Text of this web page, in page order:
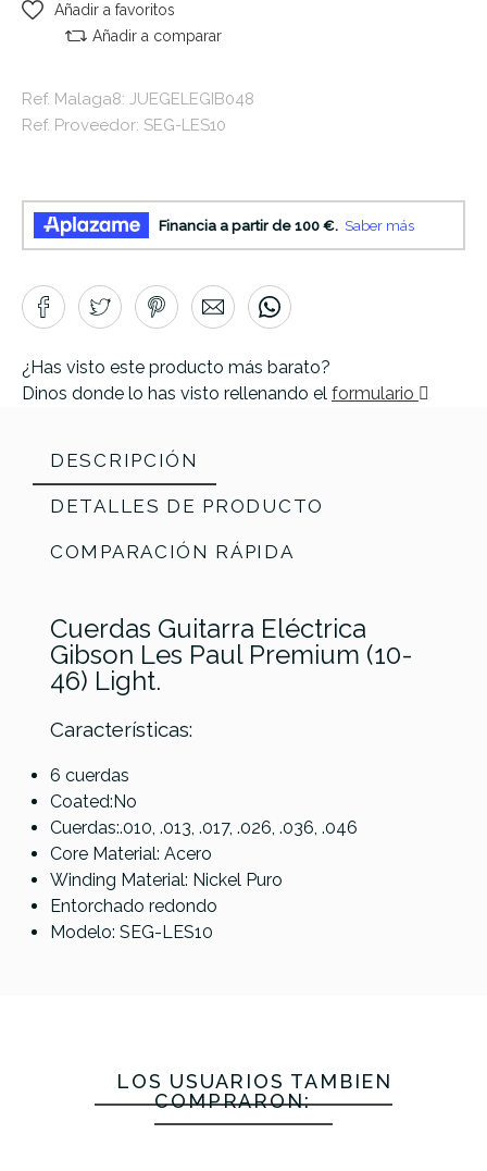
Añadir a favoritos
Añadir a comparar
Ref. Malaga8: JUEGELEGIB048
Ref. Proveedor: SEG-LES10
¿Has visto este producto más barato?
Dinos donde lo has visto rellenando el formulario
DESCRIPCIÓN
DETALLES DE PRODUCTO
COMPARACIÓN RÁPIDA
Cuerdas Guitarra Eléctrica
Gibson Les Paul Premium (10-
46) Light.
Características:
6 cuerdas
Coated:No
Cuerdas:.010, .013, .017, .026, .036, .046
Core Material: Acero
Winding Material: Nickel Puro
Entorchado redondo
Modelo: SEG-LES10
ReferenciaJUEGELEGIB048
DAddario
ESXL120
(09-42) XL
Nickel
Wound
Super
Light
10-74 8-
String
Light
Flatwound
LOS USUARIOS TAMBIÉN
COMPRARON: